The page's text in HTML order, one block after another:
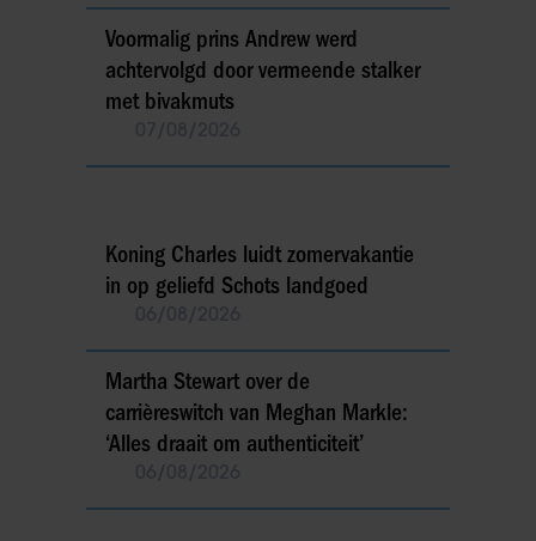
Voormalig prins Andrew werd
achtervolgd door vermeende stalker
met bivakmuts
Koning Charles luidt zomervakantie
in op geliefd Schots landgoed
Martha Stewart over de
carrièreswitch van Meghan Markle:
‘Alles draait om authenticiteit’